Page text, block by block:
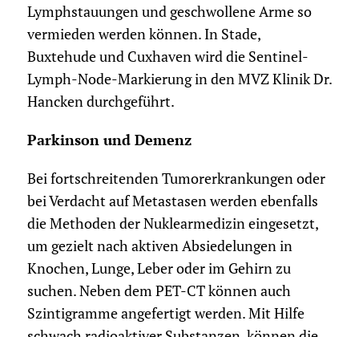
Lymphstauungen und geschwollene Arme so
vermieden werden können. In Stade,
Buxtehude und Cuxhaven wird die Sentinel-
Lymph-Node-Markierung in den MVZ Klinik Dr.
Hancken durchgeführt.
Parkinson und Demenz
Bei fortschreitenden Tumorerkrankungen oder
bei Verdacht auf Metastasen werden ebenfalls
die Methoden der Nuklearmedizin eingesetzt,
um gezielt nach aktiven Absiedelungen in
Knochen, Lunge, Leber oder im Gehirn zu
suchen. Neben dem PET-CT können auch
Szintigramme angefertigt werden. Mit Hilfe